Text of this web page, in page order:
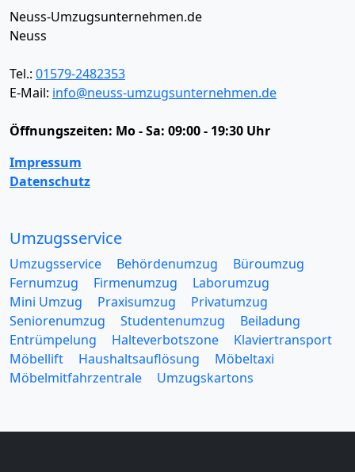
Neuss-Umzugsunternehmen.de
Neuss
Tel.: 01579-2482353
E-Mail: info@neuss-umzugsunternehmen.de
Öffnungszeiten: Mo - Sa: 09:00 - 19:30 Uhr
Impressum
Datenschutz
Umzugsservice
Umzugsservice Behördenumzug
Büroumzug
Fernumzug
Firmenumzug
Laborumzug
Mini Umzug
Praxisumzug
Privatumzug
Seniorenumzug
Studentenumzug
Beiladung
Entrümpelung
Halteverbotszone
Klaviertransport
Möbellift
Haushaltsauflösung
Möbeltaxi
Möbelmitfahrzentrale
Umzugskartons